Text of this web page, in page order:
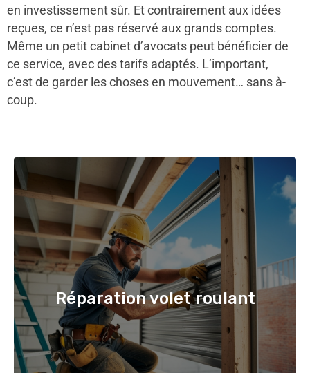
en investissement sûr. Et contrairement aux idées
reçues, ce n’est pas réservé aux grands comptes.
Même un petit cabinet d’avocats peut bénéficier de
ce service, avec des tarifs adaptés. L’important,
c’est de garder les choses en mouvement… sans à-
coup.
Réparation volet roulant